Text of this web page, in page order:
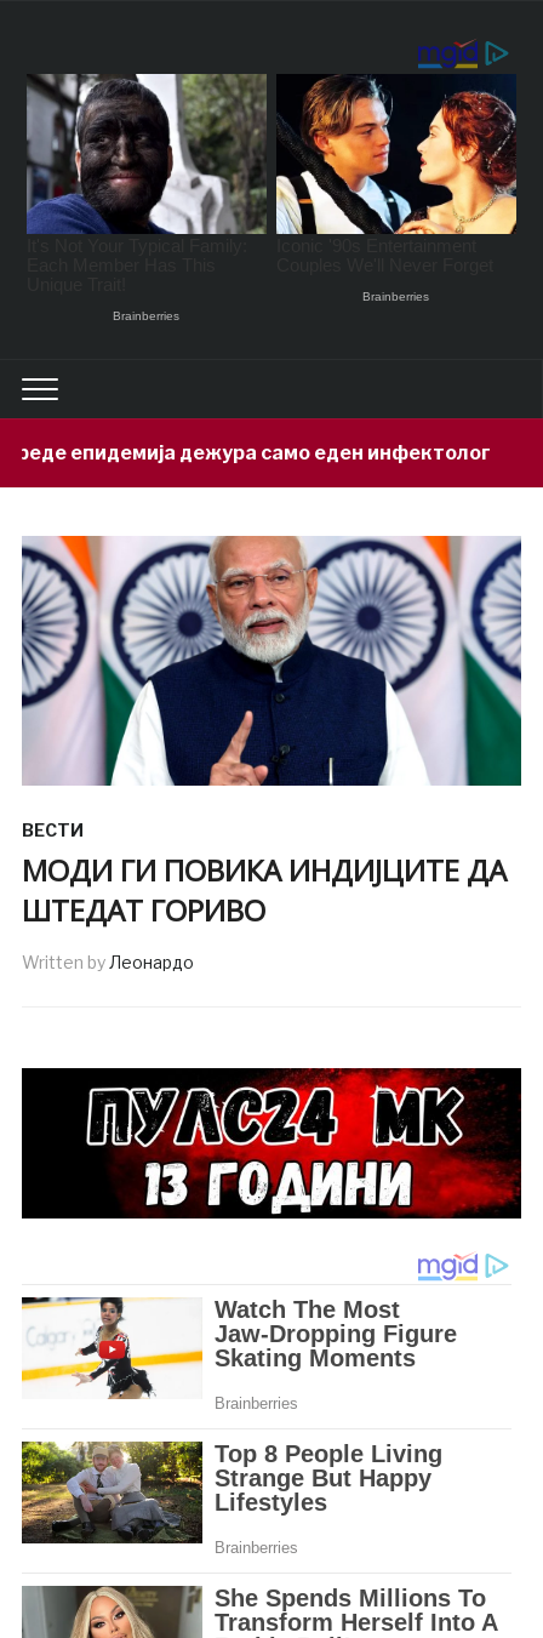
само еден инфектолог 9 hours ago
ВЕСТИ
МОДИ ГИ ПОВИКА ИНДИЈЦИТЕ ДА
ШТЕДАТ ГОРИВО
Written byЛеонардо